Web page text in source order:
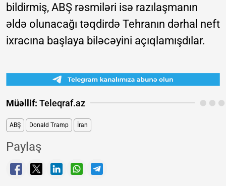
bildirmiş, ABŞ rəsmiləri isə razılaşmanın
əldə olunacağı təqdirdə Tehranın dərhal neft
ixracına başlaya biləcəyini açıqlamışdılar.
Müəllif: Teleqraf.az
ABŞ Donald Tramp İran
Paylaş